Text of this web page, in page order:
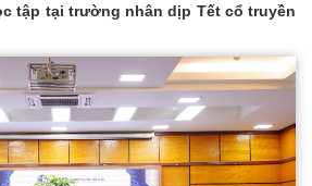
tập tại trường nhân dịp Tết cổ truyền